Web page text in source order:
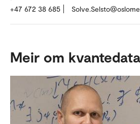
+47 672 38 685
Meir om